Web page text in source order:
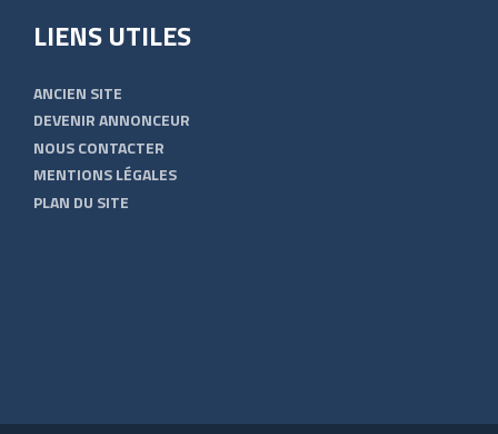
LIENS UTILES
ANCIEN SITE
DEVENIR ANNONCEUR
NOUS CONTACTER
MENTIONS LÉGALES
PLAN DU SITE